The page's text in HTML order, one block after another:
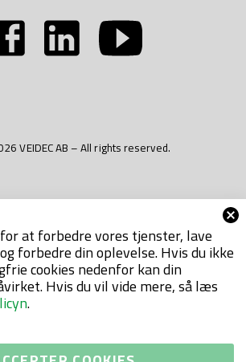
VEIDEC AB – All rights reserved.
at forbedre vores tjenster, lave
forbedre din oplevelse. Hvis du ikke
cookies nedenfor kan din
Hvis du vil vide mere, så læs
.